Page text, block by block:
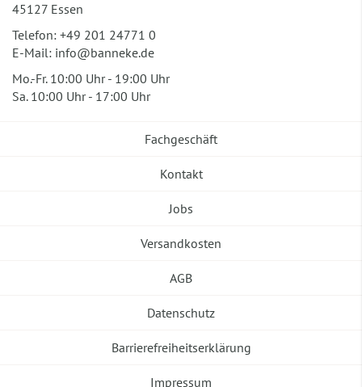
45127 Essen
Telefon: +49 201 24771 0
E-Mail: info@banneke.de
Mo.-Fr. 10:00 Uhr - 19:00 Uhr
Sa. 10:00 Uhr - 17:00 Uhr
Fachgeschäft
Kontakt
Jobs
Versandkosten
AGB
Datenschutz
Barrierefreiheitserklärung
Impressum